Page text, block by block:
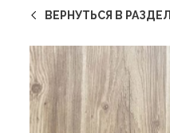
ВЕРНУТЬСЯ В РАЗДЕЛ